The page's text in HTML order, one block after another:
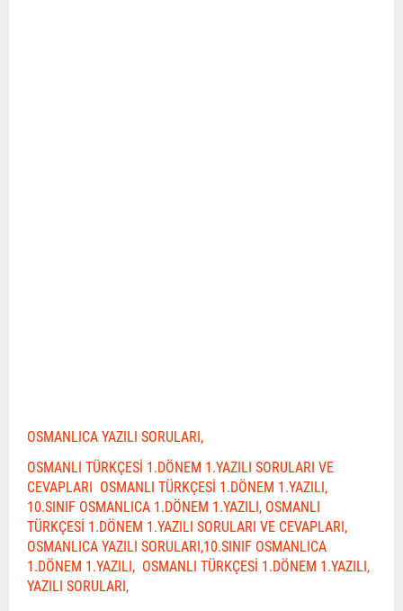
OSMANLICA YAZILI SORULARI,
OSMANLI TÜRKÇESİ 1.DÖNEM 1.YAZILI SORULARI VE
CEVAPLARI OSMANLI TÜRKÇESİ 1.DÖNEM 1.YAZILI,
10.SINIF OSMANLICA 1.DÖNEM 1.YAZILI, OSMANLI
TÜRKÇESİ 1.DÖNEM 1.YAZILI SORULARI VE CEVAPLARI,
OSMANLICA YAZILI SORULARI,10.SINIF OSMANLICA
1.DÖNEM 1.YAZILI, OSMANLI TÜRKÇESİ 1.DÖNEM 1.YAZILI,
YAZILI SORULARI,